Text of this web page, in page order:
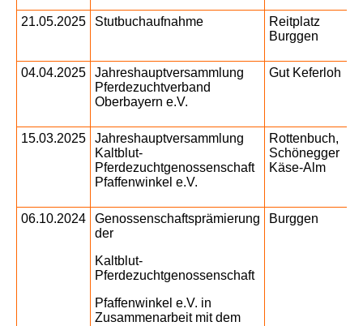
21.05.2025 Stutbuchaufnahme
Reitplatz
Burggen
04.04.2025
Jahreshauptversammlung
Pferdezuchtverband
Oberbayern e.V.
Gut Keferloh
15.03.2025
Jahreshauptversammlung
Kaltblut-
Pferdezuchtgenossenschaft
Pfaffenwinkel e.V.
Rottenbuch,
Schönegger
Käse-Alm
06.10.2024
Genossenschaftsprämierung
der
Kaltblut-
Pferdezuchtgenossenschaft
Pfaffenwinkel e.V. in
Zusammenarbeit mit dem
Burggen